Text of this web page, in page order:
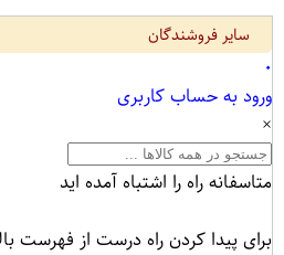
سایر فروشندگان
۰
ورود به حساب کاربری
×
متاسفانه راه را اشتباه آمده اید
برای پیدا کردن راه درست از فهرست